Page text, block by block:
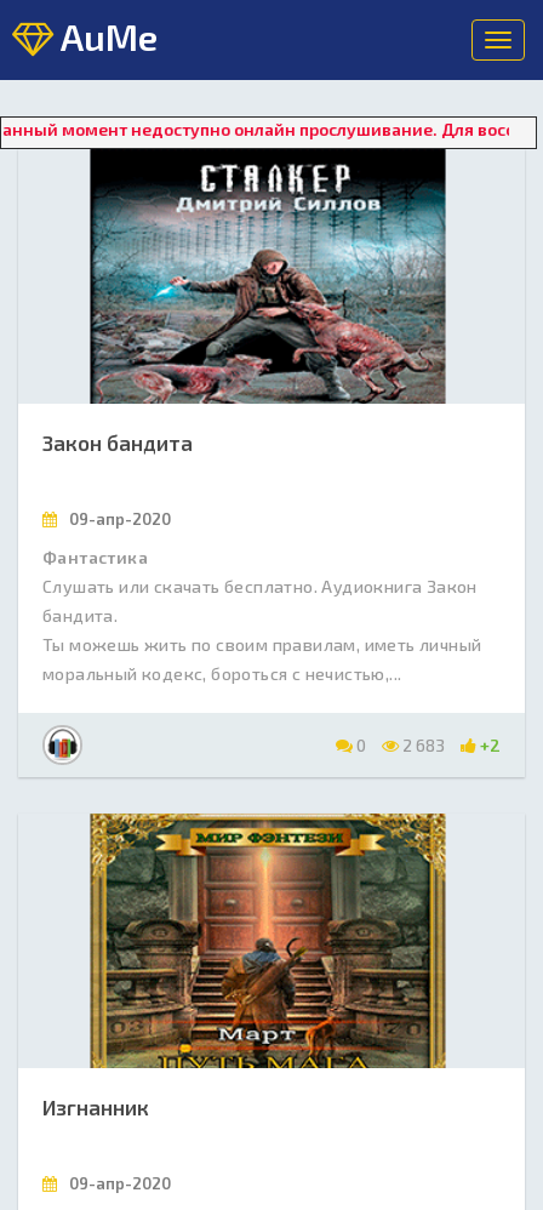
AuMe
момент недоступно онлайн прослушивание. Для
Закон бандита
09-апр-2020
Фантастика
Слушать или скачать бесплатно. Аудиокнига Закон
бандита.
Ты можешь жить по своим правилам, иметь личный
моральный кодекс, бороться с нечистью,...
0 2 683 +2
Изгнанник
09-апр-2020